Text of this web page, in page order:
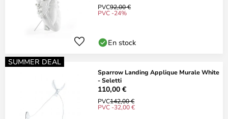
PVC92,00 €
PVC -24%
En stock
SUMMER DEAL
Sparrow Landing Applique Murale White
- Seletti
110,00 €
PVC142,00 €
PVC -32,00 €